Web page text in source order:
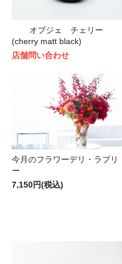
オブジェ チェリー
(cherry matt black)
店舗問い合わせ
今月のフラワーデリ・ラブリ
ー
7,150円(税込)